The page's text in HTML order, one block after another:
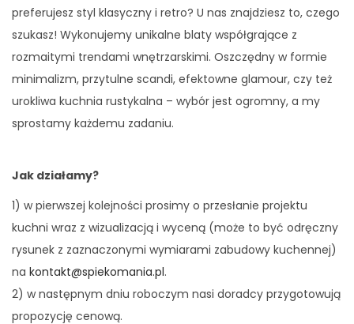
preferujesz styl klasyczny i retro? U nas znajdziesz to, czego
szukasz! Wykonujemy unikalne blaty współgrające z
rozmaitymi trendami wnętrzarskimi. Oszczędny w formie
minimalizm, przytulne scandi, efektowne glamour, czy też
urokliwa kuchnia rustykalna – wybór jest ogromny, a my
sprostamy każdemu zadaniu.
Jak działamy?
1) w pierwszej kolejności prosimy o przesłanie projektu
kuchni wraz z wizualizacją i wyceną (może to być odręczny
rysunek z zaznaczonymi wymiarami zabudowy kuchennej)
na kontakt@spiekomania.pl.
2) w następnym dniu roboczym nasi doradcy przygotowują
propozycję cenową.